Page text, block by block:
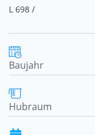
L 698 /
Baujahr
Hubraum